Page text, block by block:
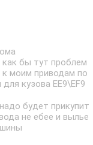
бы тут проблем
к моим приводам по
кузова EE9\EF9
будет прикупит
не ебее и вылье